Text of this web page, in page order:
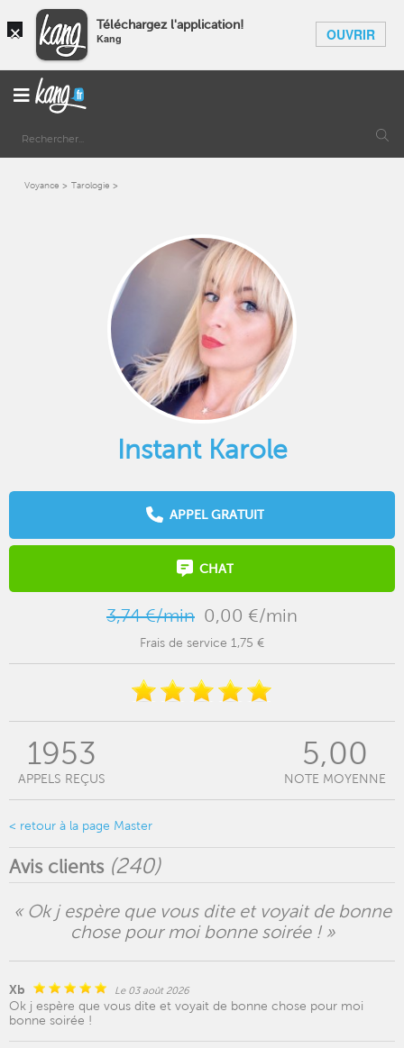
× Téléchargez l'application!
Kang OUVRIR
Voyance Tarologie
Instant Karole
APPEL GRATUIT
CHAT
3,74 €/min 0,00 €/min
Frais de service 1,75 €
1953
APPELS REÇUS
5,00
NOTE MOYENNE
< retour à la page Master
Avis clients (240)
« Ok j espère que vous dite et voyait de bonne
chose pour moi bonne soirée ! »
Xb Le 03 août 2026
Ok j espère que vous dite et voyait de bonne chose pour moi
bonne soirée !